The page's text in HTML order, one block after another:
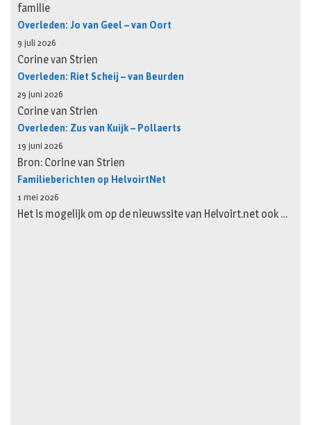
familie
Overleden: Jo van Geel – van Oort
9 juli 2026
Corine van Strien
Overleden: Riet Scheij – van Beurden
29 juni 2026
Corine van Strien
Overleden: Zus van Kuijk – Pollaerts
19 juni 2026
Bron: Corine van Strien
Familieberichten op HelvoirtNet
1 mei 2026
Het is mogelijk om op de nieuwssite van Helvoirt.net ook …